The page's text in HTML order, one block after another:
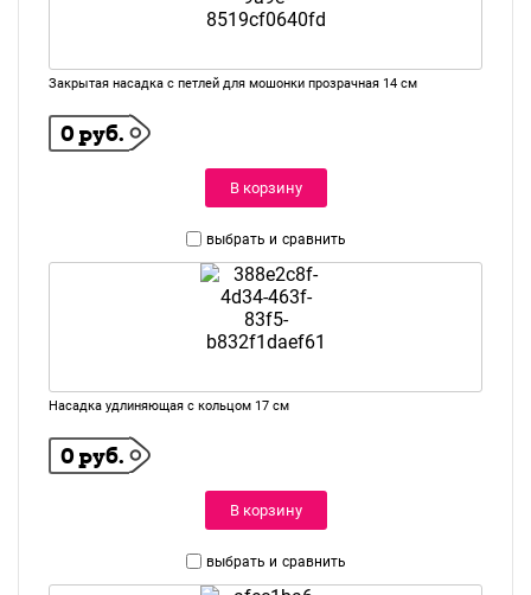
Закрытая насадка с петлей для мошонки прозрачная 14 см
0 руб.
В корзину
выбрать и сравнить
Насадка удлиняющая с кольцом 17 см
0 руб.
В корзину
выбрать и сравнить